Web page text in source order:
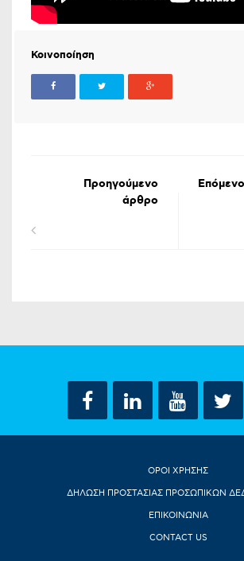
Κοινοποίηση
Προηγούμενο
άρθρο
ΟΡΟΙ ΧΡΗΣΗΣ
ΔΗΛΩΣΗ ΠΡΟΣΤΑΣΙΑΣ ΠΡΟΣΩΠΙΚΩΝ
ΕΠΙΚΟΙΝΩΝΙΑ
CONTACT US